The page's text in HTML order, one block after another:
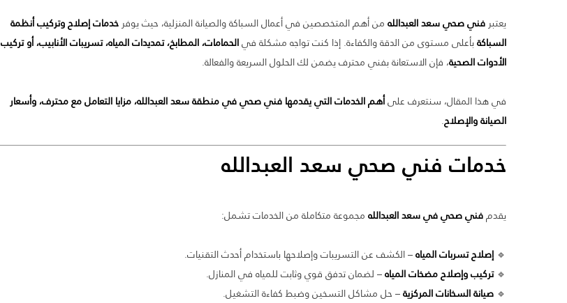
يعتبرفني صحي سعد العبداللهمن أهم المتخصصين في أعمال السباكة والصيانة المنزلية، حيث يوفرخدمات إصلاح وتركيب أنظمة
السباكةبأعلى مستوى من الدقة والكفاءة. إذا كنت تواجه مشكلة فيالحمامات، المطابخ، تمديدات المياه، تسريبات الأنابيب، أو تركيب
الأدوات الصحية، فإن الاستعانة بفني محترف يضمن لك الحلول السريعة والفعالة.
في هذا المقال، سنتعرف علىأهم الخدمات التي يقدمها فني صحي في منطقة سعد العبدالله، مزايا التعامل مع محترف، وأسعار
الصيانة والإصلاح.
خدمات فني صحي سعد العبدالله
يقدمفني صحي في سعد العبداللهمجموعة متكاملة من الخدمات تشمل:
🔹 إصلاح تسربات المياه– الكشف عن التسريبات وإصلاحها باستخدام أحدث التقنيات.
🔹تركيب وإصلاح مضخات المياه– لضمان تدفق قوي وثابت للمياه في المنازل.
🔹 صيانة السخانات المركزية– حل مشاكل التسخين وضبط كفاءة التشغيل.